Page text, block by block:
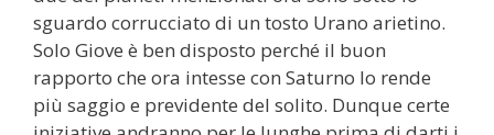
sguardo corrucciato di un tosto Urano arietino.
Solo Giove è ben disposto perché il buon
rapporto che ora intesse con Saturno lo rende
più saggio e previdente del solito. Dunque certe